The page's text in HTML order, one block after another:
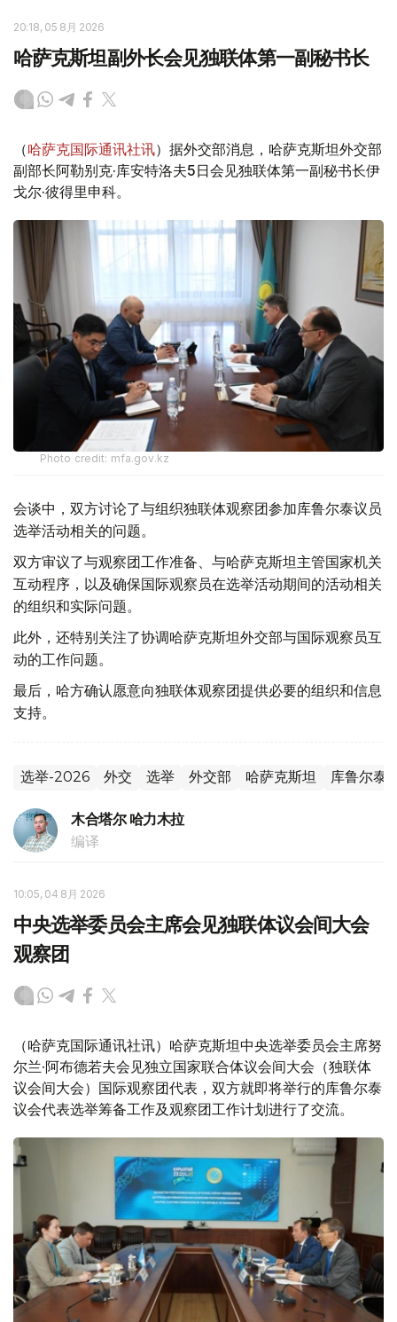
20:18, 05 8月 2026
哈萨克斯坦副外长会见独联体第一副秘书长
（哈萨克国际通讯社讯）据外交部消息，哈萨克斯坦外交部
副部长阿勒别克·库安特洛夫5日会见独联体第一副秘书长伊
戈尔·彼得里申科。
Photo credit: mfa.gov.kz
会谈中，双方讨论了与组织独联体观察团参加库鲁尔泰议员
选举活动相关的问题。
双方审议了与观察团工作准备、与哈萨克斯坦主管国家机关
互动程序，以及确保国际观察员在选举活动期间的活动相关
的组织和实际问题。
此外，还特别关注了协调哈萨克斯坦外交部与国际观察员互
动的工作问题。
最后，哈方确认愿意向独联体观察团提供必要的组织和信息
支持。
选举-2026 外交 选举 外交部 哈萨克斯坦 库鲁尔泰
木合塔尔 哈力木拉
编译
10:05, 04 8月 2026
中央选举委员会主席会见独联体议会间大会
观察团
（哈萨克国际通讯社讯）哈萨克斯坦中央选举委员会主席努
尔兰·阿布德若夫会见独立国家联合体议会间大会（独联体
议会间大会）国际观察团代表，双方就即将举行的库鲁尔泰
议会代表选举筹备工作及观察团工作计划进行了交流。